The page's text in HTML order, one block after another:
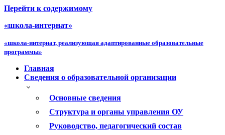
Перейти к содержимому
«школа-интернат»
«школа-интернат, реализующая адаптированные образовательные
программы»
Главная
Сведения о образовательной организации
Основные сведения
Структура и органы управления ОУ
Руководство, педагогический состав